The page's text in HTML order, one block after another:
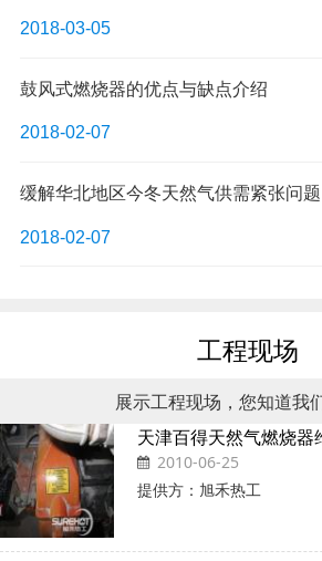
2018-03-05
鼓风式燃烧器的优点与缺点介绍
2018-02-07
缓解华北地区今冬天然气供需紧张问题
2018-02-07
工程现场
展示工程现场，您知道我
天津百得天然气燃烧器
2010-06-25
提供方：旭禾热工